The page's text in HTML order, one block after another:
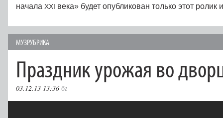
начала XXI века» будет опубликован только этот ролик
МУЗРУБРИКА
Праздник урожая во
03.12.13 13:36 бг